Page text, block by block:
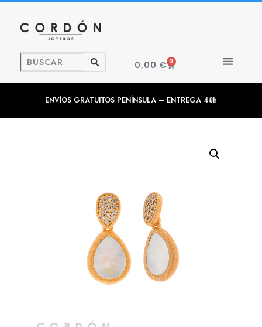
0,00 € 0
ENVÍOS GRATUITOS PENÍNSULA – ENTREGA 48h